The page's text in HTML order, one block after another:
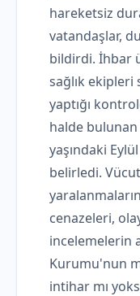
hareketsiz
vatandaşlar,
bildirdi. İhbar
sağlık ekipleri
yaptığı
halde bulunan
yaşındaki
belirledi.
cenazeleri,
incelemelerin
Kurumu'nun
intihar mı